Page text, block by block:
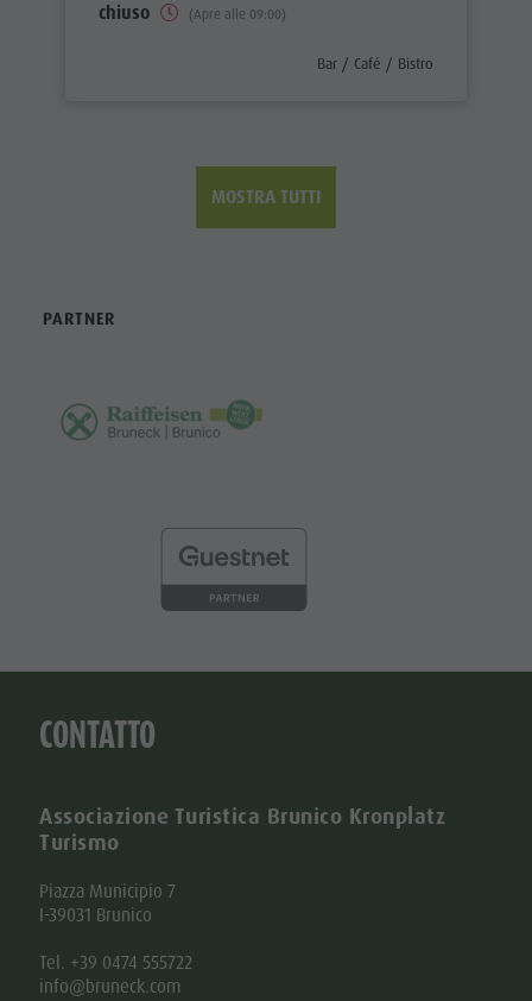
chiuso (Apre alle 09:00)
aria.poi_category_prefix
Bar / Café / Bistro
MOSTRA TUTTI
PARTNER
CONTATTO
Associazione Turistica Brunico Kronplatz
Turismo
Piazza Municipio 7
I-39031 Brunico
Tel. +39 0474 555722
info@bruneck.com